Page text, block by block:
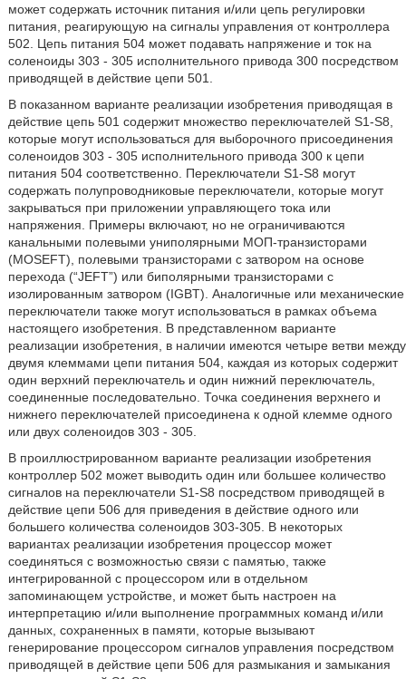
может содержать источник питания и/или цепь регулировки
питания, реагирующую на сигналы управления от контроллера
502. Цепь питания 504 может подавать напряжение и ток на
соленоиды 303 - 305 исполнительного привода 300 посредством
приводящей в действие цепи 501.
В показанном варианте реализации изобретения приводящая в
действие цепь 501 содержит множество переключателей S1-S8,
которые могут использоваться для выборочного присоединения
соленоидов 303 - 305 исполнительного привода 300 к цепи
питания 504 соответственно. Переключатели S1-S8 могут
содержать полупроводниковые переключатели, которые могут
закрываться при приложении управляющего тока или
напряжения. Примеры включают, но не ограничиваются
канальными полевыми униполярными МОП-транзисторами
(MOSEFT), полевыми транзисторами с затвором на основе
перехода (“JEFT”) или биполярными транзисторами с
изолированным затвором (IGBT). Аналогичные или механические
переключатели также могут использоваться в рамках объема
настоящего изобретения. В представленном варианте
реализации изобретения, в наличии имеются четыре ветви между
двумя клеммами цепи питания 504, каждая из которых содержит
один верхний переключатель и один нижний переключатель,
соединенные последовательно. Точка соединения верхнего и
нижнего переключателей присоединена к одной клемме одного
или двух соленоидов 303 - 305.
В проиллюстрированном варианте реализации изобретения
контроллер 502 может выводить один или большее количество
сигналов на переключатели S1-S8 посредством приводящей в
действие цепи 506 для приведения в действие одного или
большего количества соленоидов 303-305. В некоторых
вариантах реализации изобретения процессор может
соединяться с возможностью связи с памятью, также
интегрированной с процессором или в отдельном
запоминающем устройстве, и может быть настроен на
интерпретацию и/или выполнение программных команд и/или
данных, сохраненных в памяти, которые вызывают
генерирование процессором сигналов управления посредством
приводящей в действие цепи 506 для размыкания и замыкания